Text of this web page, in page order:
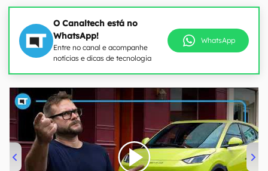
O Canaltech está no
WhatsApp!
Entre no canal e acompanhe
notícias e dicas de tecnologia
WhatsApp